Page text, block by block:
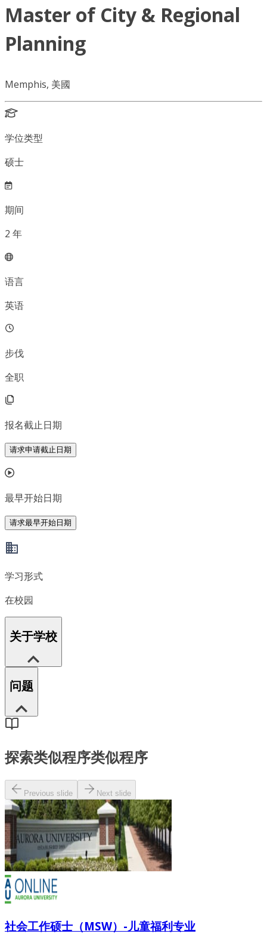
Master of City & Regional
Planning
Memphis, 美國
学位类型
硕士
期间
2 年
语言
英语
步伐
全职
报名截止日期
请求申请截止日期
最早开始日期
请求最早开始日期
学习形式
在校园
关于学校
问题
探索类似程序类似程序
Previous slide Next slide
社会工作硕士（MSW）-儿童福利专业